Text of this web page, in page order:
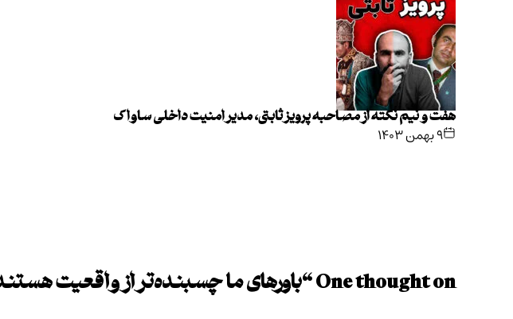
هفت و نیم نکته از مصاحبه پرویز ثابتی، مدیر امنیت داخلی ساواک
۹ بهمن ۱۴۰۳
One thought on “ باورهای ما چسبنده‌تر از واقعیت